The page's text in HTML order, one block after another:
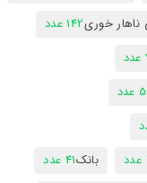
خوری142 عدد
بانک41 عدد